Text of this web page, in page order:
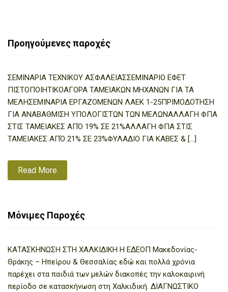
Προηγούμενες παροχές
ΣΕΜΙΝΑΡΙΑ ΤΕΧΝΙΚΟΥ ΑΣΦΑΛΕΙΑΣΣΕΜΙΝΑΡΙΟ ΕΦΕΤ
ΠΙΣΤΟΠΟΙΗΤΙΚΟΑΓΟΡΑ ΤΑΜΕΙΑΚΩΝ ΜΗΧΑΝΩΝ ΓΙΑ ΤΑ
ΜΕΛΗΣΕΜΙΝΑΡΙΑ ΕΡΓΑΖΟΜΕΝΩΝ ΛΑΕΚ 1-25ΠΡΙΜΟΔΟΤΗΣΗ
ΓΙΑ ΑΝΑΒΑΘΜΙΣΗ ΥΠΟΛΟΓΙΣΤΩΝ ΤΩΝ ΜΕΛΩΝΑΛΛΑΓΗ ΦΠΑ
ΣΤΙΣ ΤΑΜΕΙΑΚΕΣ ΑΠΌ 19% ΣΕ 21%ΑΛΛΑΓΗ ΦΠΑ ΣΤΙΣ
ΤΑΜΕΙΑΚΕΣ ΑΠΌ 21% ΣΕ 23%ΦΥΛΑΔΙΟ ΓΙΑ ΚΑΒΕΣ & […]
Read More
Μόνιμες Παροχές
ΚΑΤΑΣΚΗΝΩΣΗ ΣΤΗ ΧΑΛΚΙΔΙΚΗ Η ΕΔΕΟΠ Μακεδονίας-
Θράκης – Ηπείρου & Θεσσαλίας εδώ και πολλά χρόνια
παρέχει στα παιδιά των μελών διακοπές την καλοκαιρινή
περίοδο σε κατασκήνωση στη Χαλκιδική. ΔΙΑΓΝΩΣΤΙΚΟ